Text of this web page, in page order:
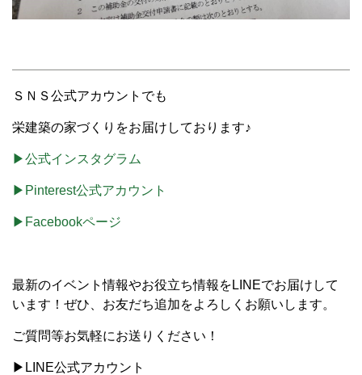
ＳＮＳ公式アカウントでも
栄建築の家づくりをお届けしております♪
▶公式インスタグラム
▶Pinterest公式アカウント
▶Facebookページ
最新のイベント情報やお役立ち情報をLINEでお届けして
います！ぜひ、お友だち追加をよろしくお願いします。
ご質問等お気軽にお送りください！
▶LINE公式アカウント